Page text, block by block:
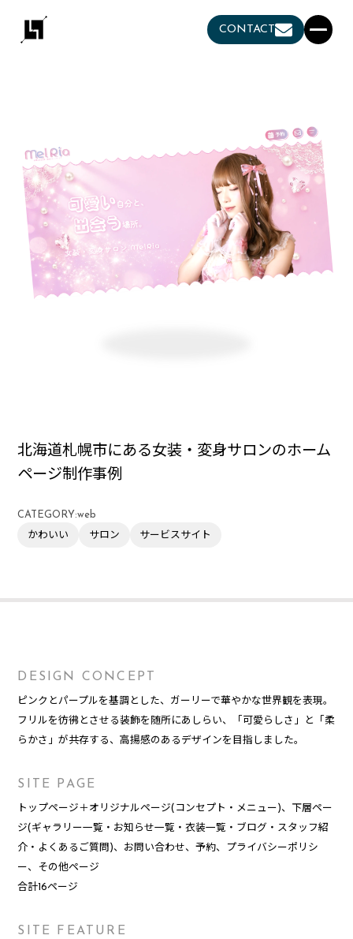
CONTACT
北海道札幌市にある女装・変身サロンのホーム
ページ制作事例
CATEGORY:web
かわいい
サロン サービスサイト
DESIGN CONCEPT
ピンクとパープルを基調とした、ガーリーで華やかな世界観を表現。
フリルを彷彿とさせる装飾を随所にあしらい、「可愛らしさ」と「柔
らかさ」が共存する、高揚感のあるデザインを目指しました。
SITE PAGE
トップページ＋オリジナルページ(コンセプト・メニュー)、下層ペー
ジ(ギャラリー一覧・お知らせ一覧・衣装一覧・ブログ・スタッフ紹
介・よくあるご質問)、お問い合わせ、予約、プライバシーポリシ
ー、その他ページ
合計16ページ
SITE FEATURE